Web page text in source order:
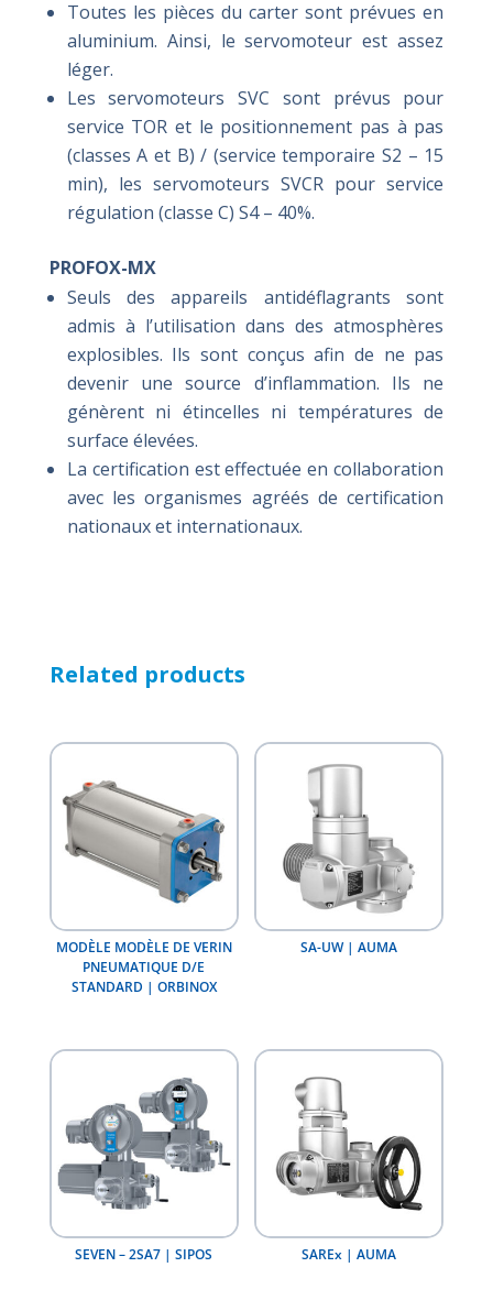
Toutes les pièces du carter sont prévues en
aluminium. Ainsi, le servomoteur est assez
léger.
Les servomoteurs SVC sont prévus pour
service TOR et le positionnement pas à pas
(classes A et B) / (service temporaire S2 – 15
min), les servomoteurs SVCR pour service
régulation (classe C) S4 – 40%.
PROFOX-MX
Seuls des appareils antidéflagrants sont
admis à l’utilisation dans des atmosphères
explosibles. Ils sont conçus afin de ne pas
devenir une source d’inflammation. Ils ne
génèrent ni étincelles ni températures de
surface élevées.
La certification est effectuée en collaboration
avec les organismes agréés de certification
nationaux et internationaux.
Related products
MODÈLE MODÈLE DE VERIN
PNEUMATIQUE D/E
STANDARD | ORBINOX
SA-UW | AUMA
SEVEN – 2SA7 | SIPOS SAREx | AUMA